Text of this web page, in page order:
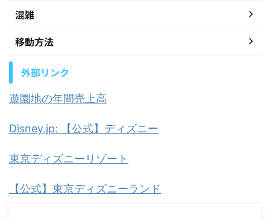
混雑
移動方法
外部リンク
遊園地の年間売上高
Disney.jp: 【公式】ディズニー
東京ディズニーリゾート
【公式】東京ディズニーランド